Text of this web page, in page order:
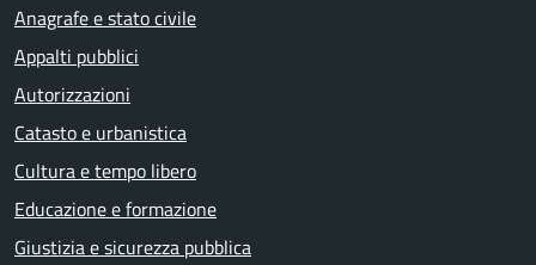
Anagrafe e stato civile
Appalti pubblici
Autorizzazioni
Catasto e urbanistica
Cultura e tempo libero
Educazione e formazione
Giustizia e sicurezza pubblica